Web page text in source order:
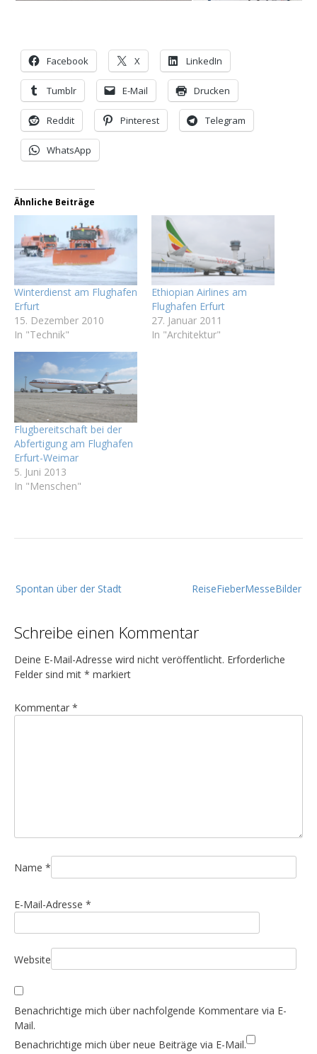
Facebook X LinkedIn
Tumblr E-Mail Drucken
Reddit Pinterest Telegram
WhatsApp
Ähnliche Beiträge
Winterdienst am Flughafen
Erfurt
15. Dezember 2010
In "Technik"
Ethiopian Airlines am
Flughafen Erfurt
27. Januar 2011
In "Architektur"
Flugbereitschaft bei der
Abfertigung am Flughafen
Erfurt-Weimar
5. Juni 2013
In "Menschen"
e
t
r
a
s
a
i
o
n
ReiseFieberMesseBilder
Spontan über der Stadt
Schreibe einen Kommentar
Deine E-Mail-Adresse wird nicht veröffentlicht. Erforderliche
Felder sind mit * markiert
Kommentar *
Name *
E-Mail-Adresse *
Website
Benachrichtige mich über nachfolgende Kommentare via E-
Mail.
Benachrichtige mich über neue Beiträge via E-Mail.